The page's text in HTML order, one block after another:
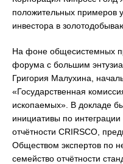
положительных примеров
инвестора в
На фоне общесистемных
форума с большим
Григория Малухина,
«Государственная
ископаемых». В докладе
инициативы по
отчётности CRIRSCO,
Обществом экспертов по
семейство отчётности